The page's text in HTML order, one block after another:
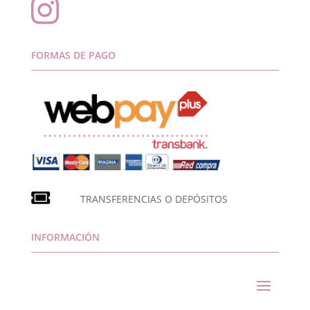

FORMAS DE PAGO
TRANSFERENCIAS O DEPÓSITOS
INFORMACIÓN